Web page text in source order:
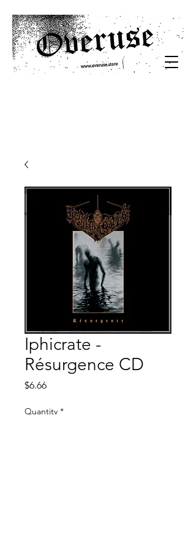
Iphicrate -
Résurgence CD
$6.66Price
Quantity *